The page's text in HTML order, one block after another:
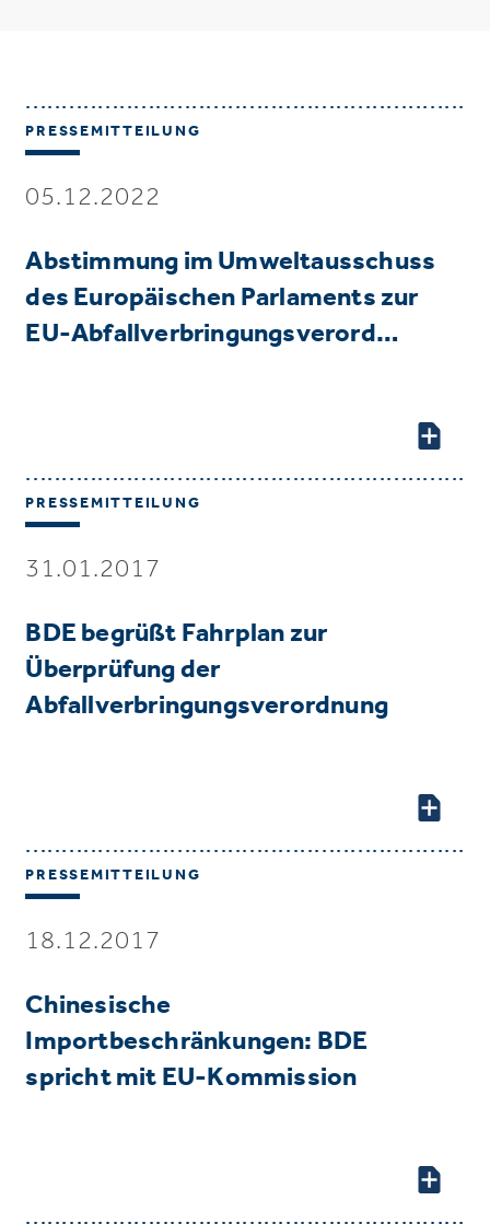
PRESSEMITTEILUNG
05.12.2022
Abstimmung im Umweltausschuss
des Europäischen Parlaments zur
EU-Abfallverbringungsverord…
PRESSEMITTEILUNG
31.01.2017
BDE begrüßt Fahrplan zur
Überprüfung der
Abfallverbringungsverordnung
PRESSEMITTEILUNG
18.12.2017
Chinesische
Importbeschränkungen: BDE
spricht mit EU-Kommission